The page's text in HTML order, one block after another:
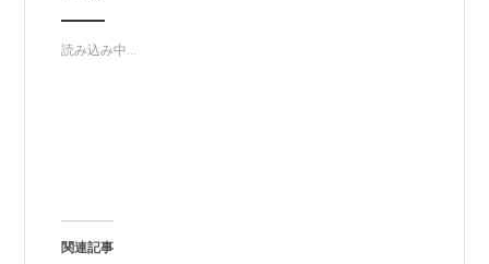
読み込み中...
関連記事